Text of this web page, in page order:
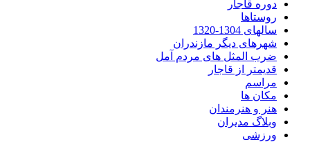
دوره قاجار
روستاها
سالهای 1304-1320
شهرهای دیگر مازندران
ضرب المثل های مردم آمل
قدیمتر از قاجار
مراسم
مکان ها
هنر و هنرمندان
وبلاگ مدیران
ورزشی